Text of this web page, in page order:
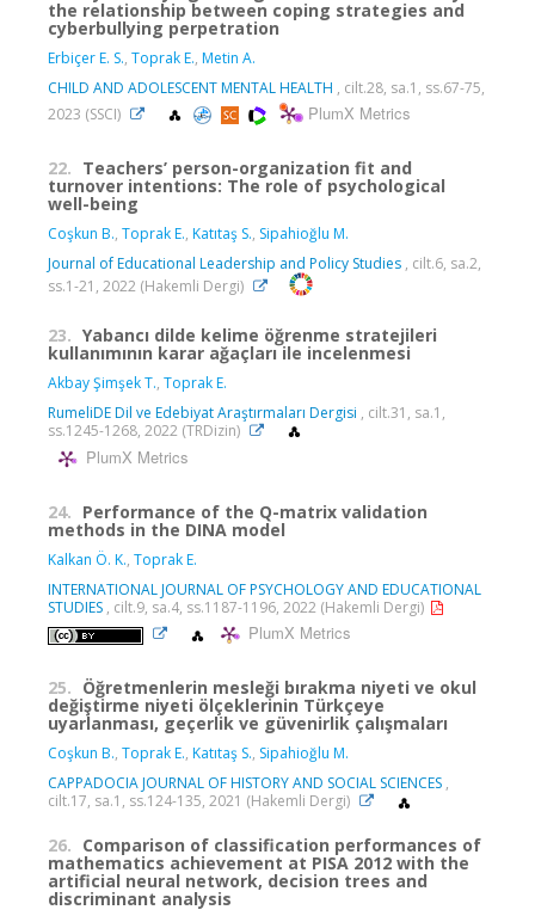
the relationship between coping strategies and
cyberbullying perpetration
Erbiçer E. S., Toprak E., Metin A.
CHILD AND ADOLESCENT MENTAL HEALTH , cilt.28, sa.1, ss.67-75,
2023 (SSCI)
PlumX Metrics
22. Teachers’ person-organization fit and
turnover intentions: The role of psychological
well-being
Coşkun B., Toprak E., Katıtaş S., Sipahioğlu M.
Journal of Educational Leadership and Policy Studies , cilt.6, sa.2,
ss.1-21, 2022 (Hakemli Dergi)
23. Yabancı dilde kelime öğrenme stratejileri
kullanımının karar ağaçları ile incelenmesi
Akbay Şimşek T., Toprak E.
RumeliDE Dil ve Edebiyat Araştırmaları Dergisi , cilt.31, sa.1,
ss.1245-1268, 2022 (TRDizin)
PlumX Metrics
24. Performance of the Q-matrix validation
methods in the DINA model
Kalkan Ö. K., Toprak E.
INTERNATIONAL JOURNAL OF PSYCHOLOGY AND EDUCATIONAL
STUDIES , cilt.9, sa.4, ss.1187-1196, 2022 (Hakemli Dergi)
PlumX Metrics
25. Öğretmenlerin mesleği bırakma niyeti ve okul
değiştirme niyeti ölçeklerinin Türkçeye
uyarlanması, geçerlik ve güvenirlik çalışmaları
Coşkun B., Toprak E., Katıtaş S., Sipahioğlu M.
CAPPADOCIA JOURNAL OF HISTORY AND SOCIAL SCIENCES ,
cilt.17, sa.1, ss.124-135, 2021 (Hakemli Dergi)
26. Comparison of classification performances of
mathematics achievement at PISA 2012 with the
artificial neural network, decision trees and
discriminant analysis